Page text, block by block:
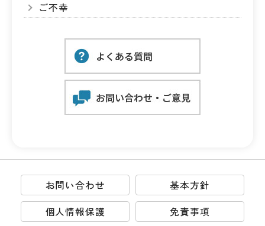
ご不幸
お問い合わせ
基本方針
個人情報保護
免責事項